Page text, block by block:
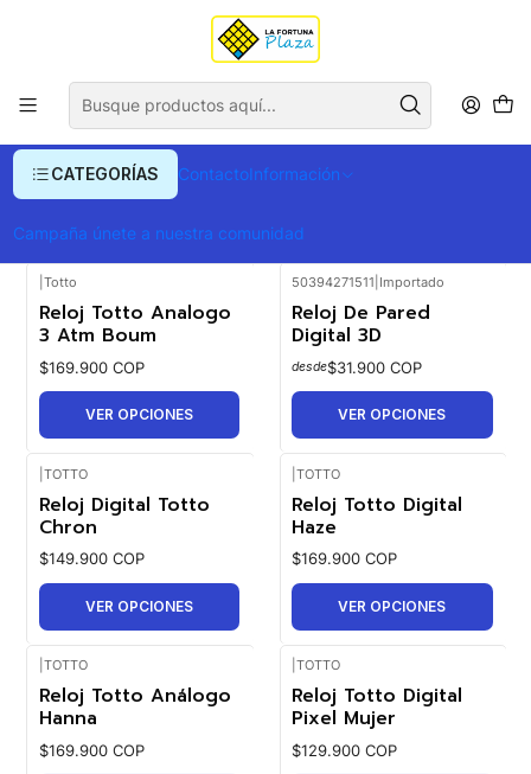
CATEGORÍAS ContactoInformación
Campaña únete a nuestra comunidad
Envío gratis para compras superiores a $ 400.000
Relojes
FILTROS
Totto
Reloj Totto Analogo
3 Atm Boum
$169.900 COP
VER OPCIONES
50394271511 Importado
Reloj De Pared
Digital 3D
desde$31.900 COP
VER OPCIONES
TOTTO
Reloj Digital Totto
Chron
$149.900 COP
VER OPCIONES
TOTTO
Reloj Totto Digital
Haze
$169.900 COP
VER OPCIONES
TOTTO
Reloj Totto Análogo
Hanna
$169.900 COP
TOTTO
Reloj Totto Digital
Pixel Mujer
$129.900 COP